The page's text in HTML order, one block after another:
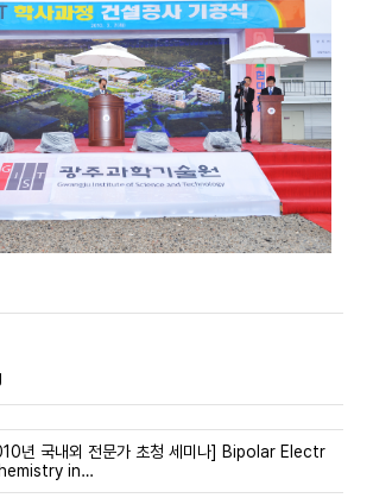
년 국내외 전문가 초청 세미나] Bipolar Electr
in…